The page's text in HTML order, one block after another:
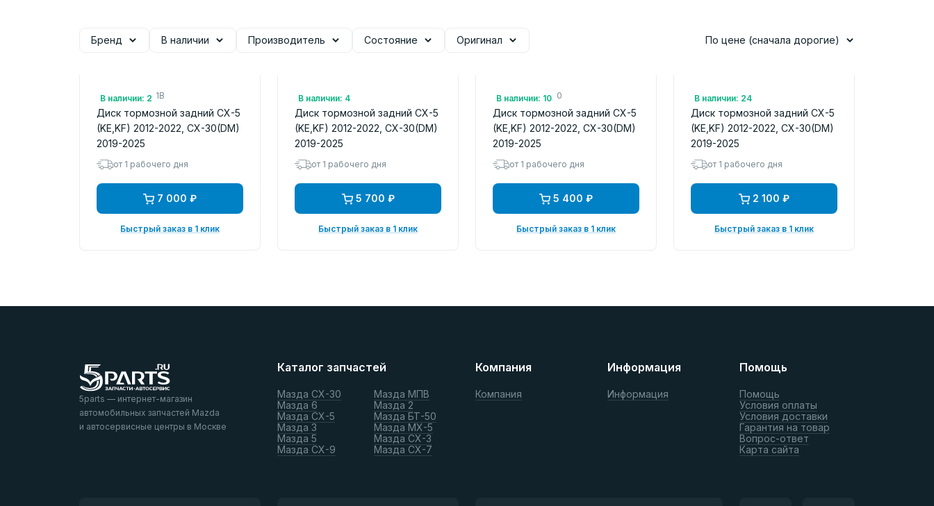
Бренд В наличии Производитель Состояние Оригинал По цене (сначала дорогие)
В наличии: 2
Арт.: K01126251B
Диск тормозной задний CX-5
(KE,KF) 2012-2022, CX-30(DM)
2019-2025
от 1 рабочего дня
7 000 ₽
Быстрый заказ в 1 клик
В наличии: 4
Арт.: RN1517
Диск тормозной задний CX-5
(KE,KF) 2012-2022, CX-30(DM)
2019-2025
от 1 рабочего дня
5 700 ₽
Быстрый заказ в 1 клик
В наличии: 10
Арт.: 370305620
Диск тормозной задний CX-5
(KE,KF) 2012-2022, CX-30(DM)
2019-2025
от 1 рабочего дня
5 400 ₽
Быстрый заказ в 1 клик
В наличии: 24
Арт.: SD4425
Диск тормозной задний CX-5
(KE,KF) 2012-2022, CX-30(DM)
2019-2025
от 1 рабочего дня
2 100 ₽
Быстрый заказ в 1 клик
5parts — интернет-магазин
автомобильных запчастей Mazda
и автосервисные центры в Москве
Каталог запчастей
Мазда СХ-30
Мазда 6
Мазда СХ-5
Мазда 3
Мазда 5
Мазда СХ-9
Мазда МПВ
Мазда 2
Мазда БТ-50
Мазда МХ-5
Мазда СХ-3
Мазда СХ-7
Компания
Компания
Информация
Информация
Помощь
Помощь
Условия оплаты
Условия доставки
Гарантия на товар
Вопрос-ответ
Карта сайта